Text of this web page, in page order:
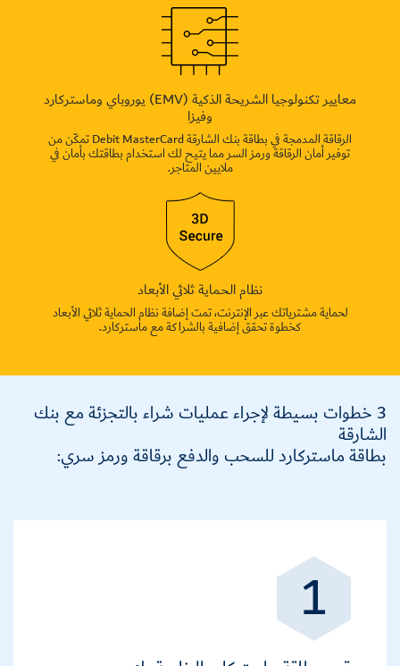
معايير تكنولوجيا الشريحة الذكية (EMV) يوروباي وماستركارد
وفيزا
الرقاقة المدمجة في بطاقة بنك الشارقة Debit MasterCard تمكّن من
توفير أمان الرقاقة ورمز السر مما يتيح لك استخدام بطاقتك بأمان في
ملايين المتاجر.
نظام الحماية ثلاثي الأبعاد
لحماية مشترياتك عبر الإنترنت، تمت إضافة نظام الحماية ثلاثي الأبعاد
كخطوة تحقق إضافية بالشراكة مع ماستركارد.
3 خطوات بسيطة لإجراء عمليات شراء بالتجزئة مع بنك
الشارقة
بطاقة ماستركارد للسحب والدفع برقاقة ورمز سري:
1